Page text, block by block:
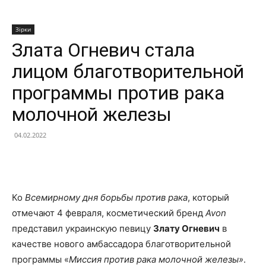
Зірки
Злата Огневич стала
лицом благотворительной
программы против рака
молочной железы
04.02.2022
Ко Всемирному дня борьбы против рака, который
отмечают 4 февраля, косметический бренд Avon
представил украинскую певицу Злату Огневич в
качестве нового амбассадора благотворительной
программы «Миссия против рака молочной железы».